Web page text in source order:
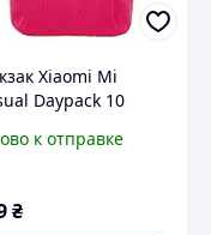
Xiaomi Mi
Daypack 10
к отправке
₴